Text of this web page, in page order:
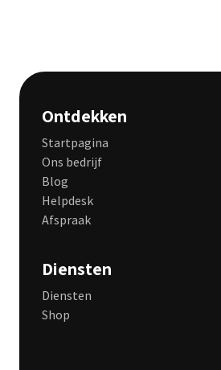
Ontdekken
Startpagina
Ons bedrijf
Blog
Helpdesk
Afspraak
Diensten
Diensten
Shop